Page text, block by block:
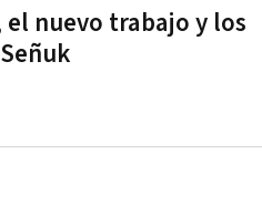
el nuevo trabajo y los